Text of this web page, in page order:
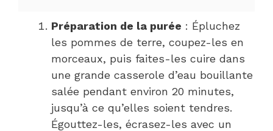
Préparation de la purée : Épluchez
les pommes de terre, coupez-les en
morceaux, puis faites-les cuire dans
une grande casserole d’eau bouillante
salée pendant environ 20 minutes,
jusqu’à ce qu’elles soient tendres.
Égouttez-les, écrasez-les avec un